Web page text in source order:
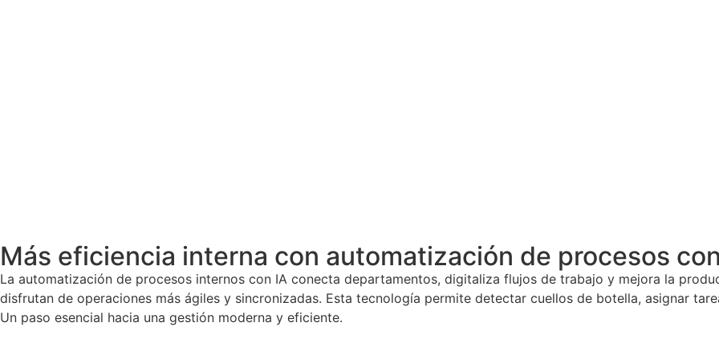
Más eficiencia interna con automatización de procesos
La automatización de procesos internos con IA conecta departamentos, digitaliza flujos de trabajo y mejora la
disfrutan de operaciones más ágiles y sincronizadas. Esta tecnología permite detectar cuellos de botella, asignar
Un paso esencial hacia una gestión moderna y eficiente.